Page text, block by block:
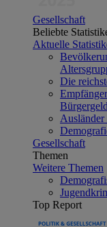
Gesellschaft
Beliebte
Aktuelle
Die
Gesellschaft
Themen
Weitere Themen
Top Report